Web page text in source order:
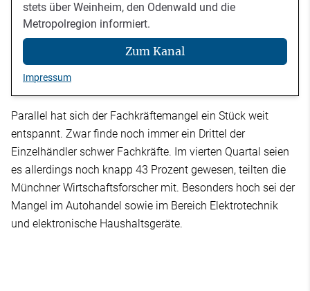
stets über Weinheim, den Odenwald und die
Metropolregion informiert.
Zum Kanal
Impressum
Parallel hat sich der Fachkräftemangel ein Stück weit
entspannt. Zwar finde noch immer ein Drittel der
Einzelhändler schwer Fachkräfte. Im vierten Quartal seien
es allerdings noch knapp 43 Prozent gewesen, teilten die
Münchner Wirtschaftsforscher mit. Besonders hoch sei der
Mangel im Autohandel sowie im Bereich Elektrotechnik
und elektronische Haushaltsgeräte.